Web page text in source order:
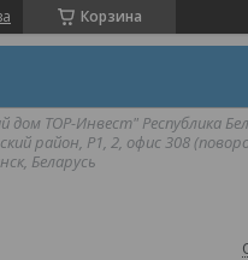
Корзина
дом ТОР-Инвест" Республика
район, Р1, 2, офис 308
Беларусь